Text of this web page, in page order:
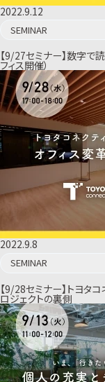
2022.9.12
SEMINAR
【9/27セミナー】数字で
フィス開催）
2022.9.8
SEMINAR
【9/28セミナー】トヨタ
ロジェクトの裏側